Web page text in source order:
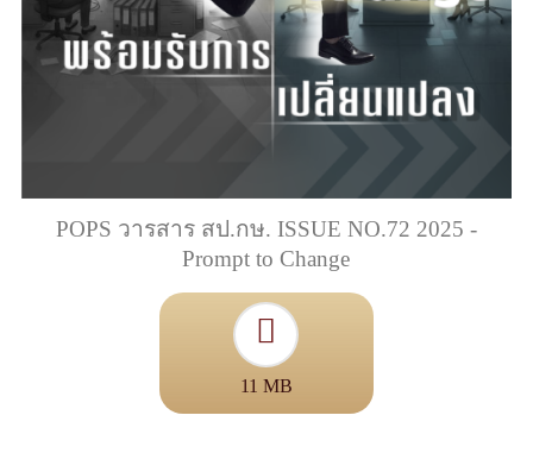
POPS วารสาร สป.กษ. ISSUE NO.72 2025 -
Prompt to Change
11 MB